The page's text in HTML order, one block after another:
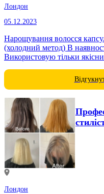
Лондон
05.12.2023
Нарощування волосся
(холодний метод) В
Лондон